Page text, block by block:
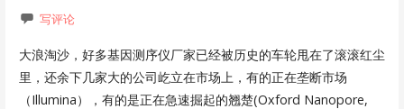
写评论
大浪淘沙，好多基因测序仪厂家已经被历史的车轮甩在了滚滚红尘
里，还余下几家大的公司屹立在市场上，有的正在垄断市场
（Illumina），有的是正在急速掘起的翘楚(Oxford Nanopore,